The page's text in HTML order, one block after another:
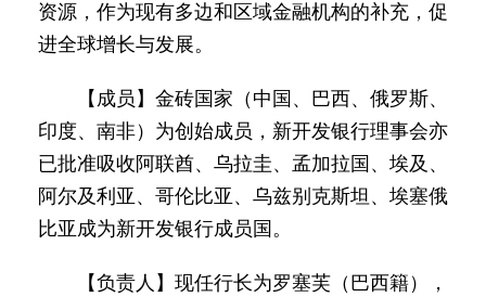
资源，作为现有多边和区域金融机构的补充，促
进全球增长与发展。
【成员】金砖国家（中国、巴西、俄罗斯、
印度、南非）为创始成员，新开发银行理事会亦
已批准吸收阿联酋、乌拉圭、孟加拉国、埃及、
阿尔及利亚、哥伦比亚、乌兹别克斯坦、埃塞俄
比亚成为新开发银行成员国。
【负责人】现任行长为罗塞芙（巴西籍），